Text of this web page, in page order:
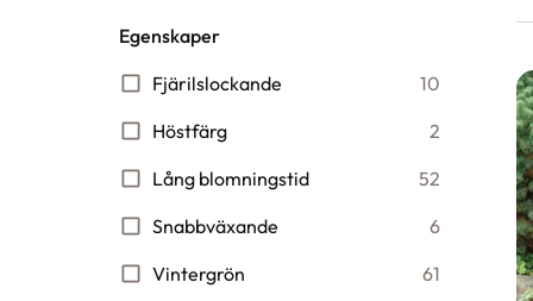
Egenskaper
Fjärilslockande
10
Höstfärg
2
Lång blomningstid
52
Snabbväxande
6
Vintergrön
61